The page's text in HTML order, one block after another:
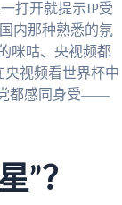
打开就提示IP受
内那种熟悉的氛
咪咕、央视频都
视频看世界杯中
党都感同身受——
”？